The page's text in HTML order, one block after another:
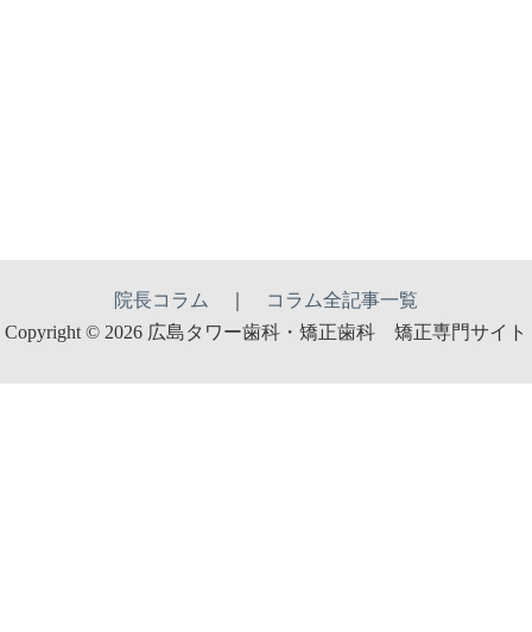
院長コラム ｜
コラム全記事一覧
Copyright © 2026 広島タワー歯科・矯正歯科 矯正専門サイト